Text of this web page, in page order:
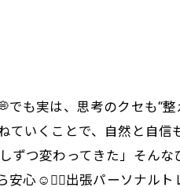
も実は、思考のクセも“整
ていくことで、自然と自信
つ変わってきた」そんな
安心☺️🧘‍♀️出張パーソナルト